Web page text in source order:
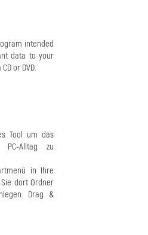
intended
data to your
or DVD.
Tool um das
Alltag zu
in Ihre
dort Ordner
Drag &